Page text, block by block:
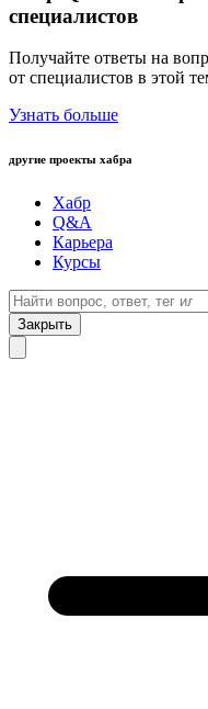
специалистов
Получайте ответы на
от специалистов в этой
Узнать больше
другие проекты хабра
Хабр
Q&A
Карьера
Курсы
Закрыть